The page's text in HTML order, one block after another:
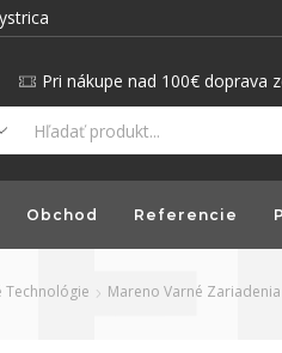
Pri nákupe nad 100€ doprava
Obchod Referencie
Technológie Mareno Varné Zariadenia